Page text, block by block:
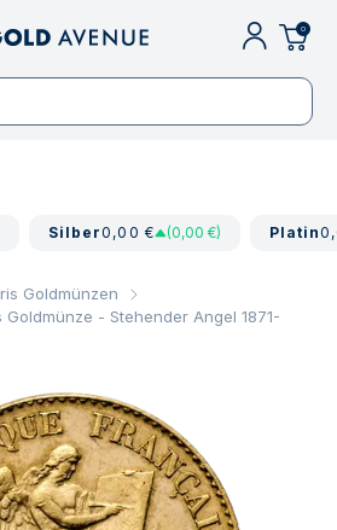
0
Silber0,00 € (0,00 €) Platin
Goldmünzen
- Stehender Angel 1871-